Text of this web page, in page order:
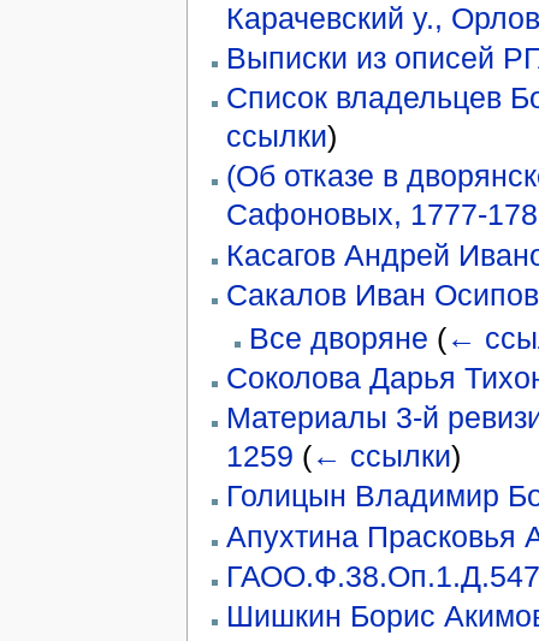
Карачевский у.,
Выписки из описей
Список владельцев
ссылки)
(Об отказе в
Сафоновых, 1777-
Касагов Андрей
Сакалов Иван
Все дворяне (←
Соколова Дарья
Материалы 3-й
1259 (← ссылки)
Голицын Владимир
Апухтина Прасковья
ГАОО.Ф.38.Оп.1.Д.547
Шишкин Борис